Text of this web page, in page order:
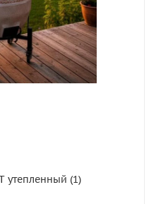
утепленный (1)